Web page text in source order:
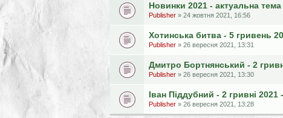
Новинки 2021 - актуальна
Publisher » 24 жовтня 2021, 16:56
Хотинська битва - 5 гривень
Publisher » 26 вересня 2021, 13:31
Дмитро Бортнянський - 2
Publisher » 26 вересня 2021, 13:30
Іван Піддубний - 2 гривні
Publisher » 26 вересня 2021, 13:28